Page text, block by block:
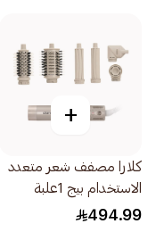
+
كلارا مصفف شعر متعدد
الاستخدام بيج 1علبة
494.99